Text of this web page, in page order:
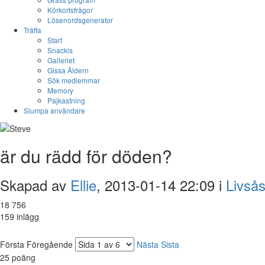
Körkortsfrågor
Lösenordsgenerator
Träffa
Start
Snackis
Galleriet
Gissa Åldern
Sök medlemmar
Memory
Pajkastning
Slumpa användare
är du rädd för döden?
Skapad av Ellie, 2013-01-14 22:09 i
18 756
159 inlägg
Första Föregående Nästa Sista
25 poäng